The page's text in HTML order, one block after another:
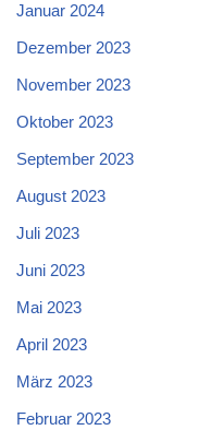
Januar 2024
Dezember 2023
November 2023
Oktober 2023
September 2023
August 2023
Juli 2023
Juni 2023
Mai 2023
April 2023
März 2023
Februar 2023